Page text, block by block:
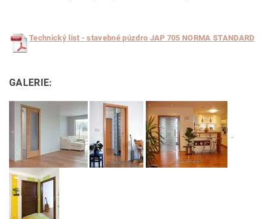
Technický list - stavebné púzdro JAP 705 NORMA STANDARD
GALERIE: